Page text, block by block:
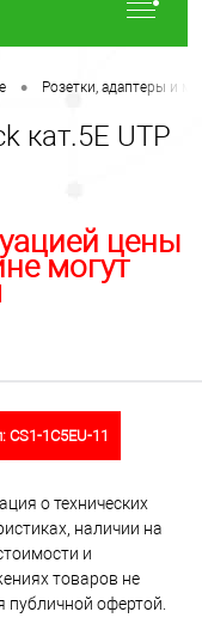
• Розетки, адаптеры и
кат.5E UTP
цены
могут
CS1-1C5EU-11
о технических
наличии на
и
товаров не
публичной офертой.